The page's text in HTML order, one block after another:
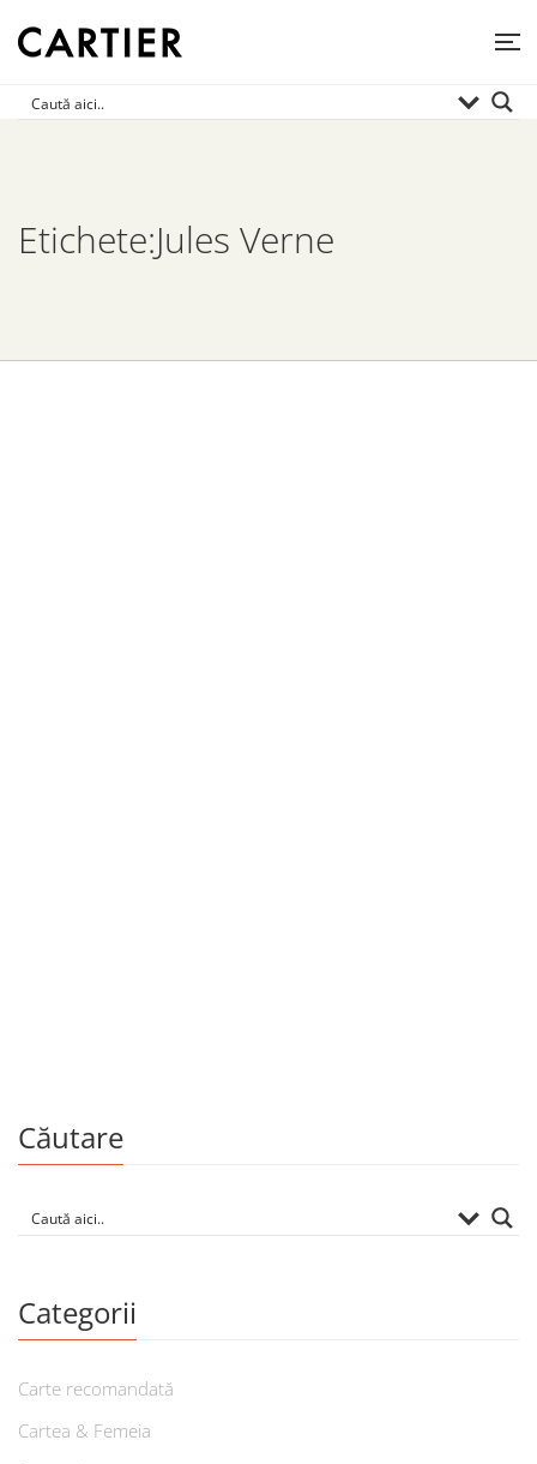
Etichete:Jules Verne
Căutare
Categorii
Carte recomandată
Cartea & Femeia